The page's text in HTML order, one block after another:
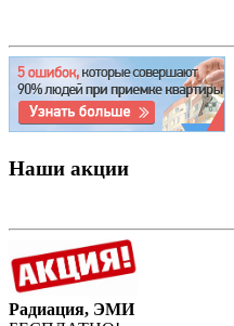
Наши акции
Радиация, ЭМИ